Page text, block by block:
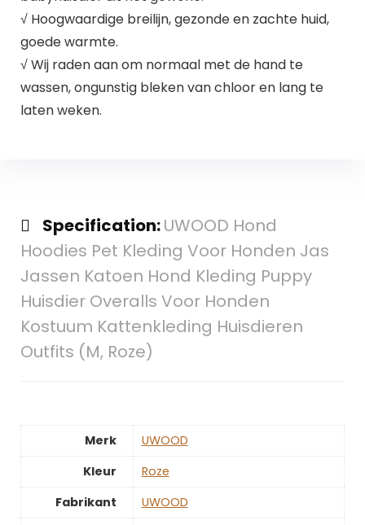
√ Hoogwaardige breilijn, gezonde en zachte huid,
goede warmte.
√ Wij raden aan om normaal met de hand te
wassen, ongunstig bleken van chloor en lang te
laten weken.
Specification:UWOOD Hond
Hoodies Pet Kleding Voor Honden Jas
Jassen Katoen Hond Kleding Puppy
Huisdier Overalls Voor Honden
Kostuum Kattenkleding Huisdieren
Outfits (M, Roze)
Merk
‎UWOOD
Kleur
‎Roze
Fabrikant
‎UWOOD